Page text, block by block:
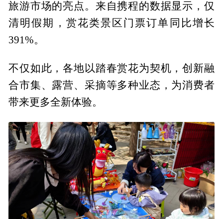
旅游市场的亮点。来自携程的数据显示，仅
清明假期，赏花类景区门票订单同比增长
391%。
不仅如此，各地以踏春赏花为契机，创新融
合市集、露营、采摘等多种业态，为消费者
带来更多全新体验。